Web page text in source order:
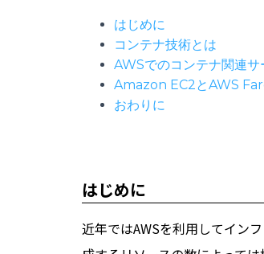
はじめに
コンテナ技術とは
AWSでのコンテナ関連サ
Amazon EC2とAWS
おわりに
はじめに
近年ではAWSを利用してイン